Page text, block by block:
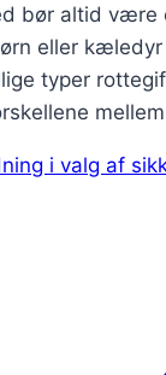
bør altid være
eller
typer
i valg af